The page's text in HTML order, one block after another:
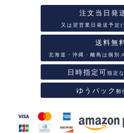
注文当日発
又は翌営業日発送予定
送料無
北海道・沖縄・離島は個別
日時指定可指定
ゆうパック 郵